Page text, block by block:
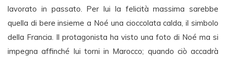
lavorato in passato. Per lui la felicità massima sarebbe
quella di bere insieme a Noé una cioccolata calda, il simbolo
della Francia. Il protagonista ha visto una foto di Noé ma si
impegna affinché lui torni in Marocco; quando ciò accadrà